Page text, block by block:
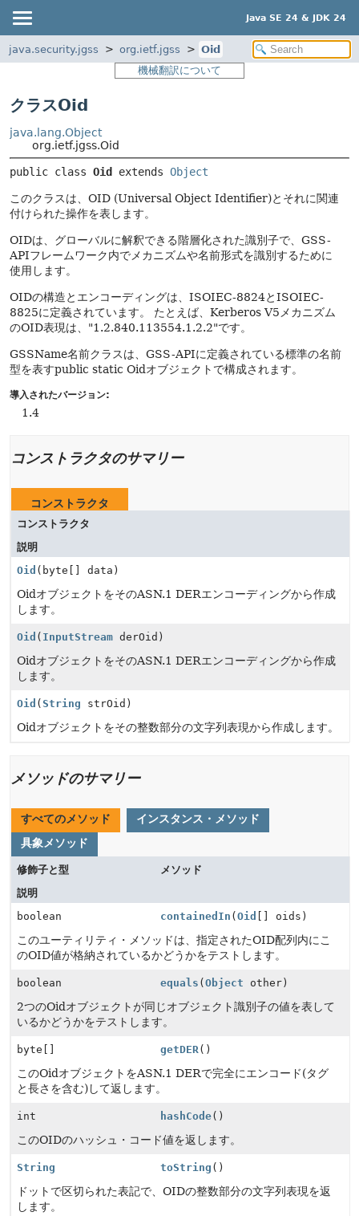
Java SE 24 & JDK 24
java.security.jgss org.ietf.jgss
Oid
機械翻訳について
クラスOid
java.lang.Object
org.ietf.jgss.Oid
public class Oid extends Object
このクラスは、OID (Universal Object Identifier)とそれに関連
付けられた操作を表します。
OIDは、グローバルに解釈できる階層化された識別子で、GSS-
APIフレームワーク内でメカニズムや名前形式を識別するために
使用します。
OIDの構造とエンコーディングは、ISOIEC-8824とISOIEC-
8825に定義されています。
たとえば、Kerberos V5メカニズム
のOID表現は、"1.2.840.113554.1.2.2"です。
GSSName名前クラスは、GSS-APIに定義されている標準の名前
型を表すpublic static Oidオブジェクトで構成されます。
導入されたバージョン:
1.4
コンストラクタのサマリー
コンストラクタ
コンストラクタ
説明
Oid (byte[] data)
OidオブジェクトをそのASN.1 DERエンコーディングから作成
します。
Oid ( InputStream derOid)
OidオブジェクトをそのASN.1 DERエンコーディングから作成
します。
Oid ( String strOid)
Oidオブジェクトをその整数部分の文字列表現から作成します。
メソッドのサマリー
すべてのメソッド
インスタンス・メソッド
具象メソッド
修飾子と型
メソッド
説明
boolean
containedIn (Oid [] oids)
このユーティリティ・メソッドは、指定されたOID配列内にこ
のOID値が格納されているかどうかをテストします。
boolean equals (Object other)
2つのOidオブジェクトが同じオブジェクト識別子の値を表して
いるかどうかをテストします。
byte[] getDER()
このOidオブジェクトをASN.1 DERで完全にエンコード(タグ
と長さを含む)して返します。
int hashCode()
このOIDのハッシュ・コード値を返します。
String toString ()
ドットで区切られた表記で、OIDの整数部分の文字列表現を返
します。